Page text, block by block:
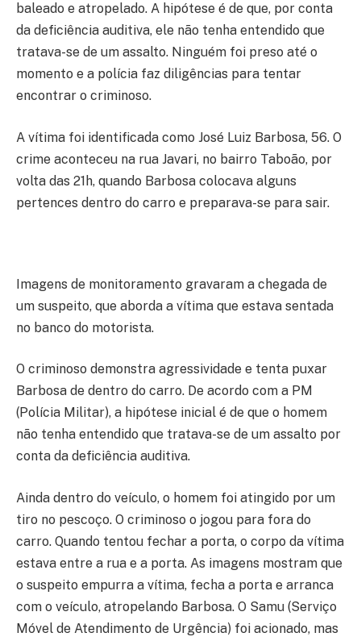
baleado e atropelado. A hipótese é de que, por conta
da deficiência auditiva, ele não tenha entendido que
tratava-se de um assalto. Ninguém foi preso até o
momento e a polícia faz diligências para tentar
encontrar o criminoso.
A vítima foi identificada como José Luiz Barbosa, 56. O
crime aconteceu na rua Javari, no bairro Taboão, por
volta das 21h, quando Barbosa colocava alguns
pertences dentro do carro e preparava-se para sair.
Imagens de monitoramento gravaram a chegada de
um suspeito, que aborda a vítima que estava sentada
no banco do motorista.
O criminoso demonstra agressividade e tenta puxar
Barbosa de dentro do carro. De acordo com a PM
(Polícia Militar), a hipótese inicial é de que o homem
não tenha entendido que tratava-se de um assalto por
conta da deficiência auditiva.
Ainda dentro do veículo, o homem foi atingido por um
tiro no pescoço. O criminoso o jogou para fora do
carro. Quando tentou fechar a porta, o corpo da vítima
estava entre a rua e a porta. As imagens mostram que
o suspeito empurra a vítima, fecha a porta e arranca
com o veículo, atropelando Barbosa. O Samu (Serviço
Móvel de Atendimento de Urgência) foi acionado, mas